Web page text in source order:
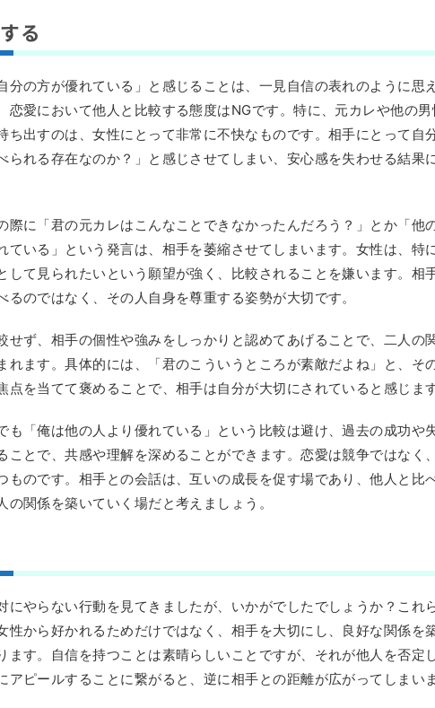
る
分の方が優れている」と感じることは、一見自信の表れのように思
恋愛において他人と比較する態度はNGです。特に、元カレや他の男
ち出すのは、女性にとって非常に不快なものです。相手にとって自
られる存在なのか？」と感じさせてしまい、安心感を失わせる結果
際に「君の元カレはこんなことできなかったんだろう？」とか「他
ている」という発言は、相手を萎縮させてしまいます。女性は、特
して見られたいという願望が強く、比較されることを嫌います。相
るのではなく、その人自身を尊重する姿勢が大切です。
せず、相手の個性や強みをしっかりと認めてあげることで、二人の
れます。具体的には、「君のこういうところが素敵だよね」と、そ
点を当てて褒めることで、相手は自分が大切にされていると感じます
も「俺は他の人より優れている」という比較は避け、過去の成功や
ことで、共感や理解を深めることができます。恋愛は競争ではなく
ものです。相手との会話は、互いの成長を促す場であり、他人と比
の関係を築いていく場だと考えましょう。
にやらない行動を見てきましたが、いかがでしたでしょうか？これ
性から好かれるためだけではなく、相手を大切にし、良好な関係を
ます。自信を持つことは素晴らしいことですが、それが他人を否定
アピールすることに繋がると、逆に相手との距離が広がってしまいま